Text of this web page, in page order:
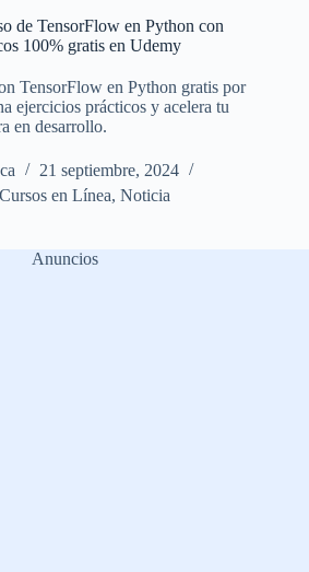
de TensorFlow en Python con
100% gratis en Udemy
TensorFlow en Python gratis por
ejercicios prácticos y acelera tu
en desarrollo.
21 septiembre, 2024
Cursos en Línea,Noticia
Anuncios